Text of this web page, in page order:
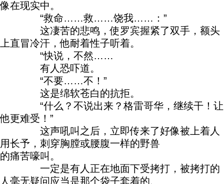
像在现实中。
“救命……救……饶我……：”
这凄苦的悲鸣，使罗宾握紧了双手，额头
上直冒冷汗，他耐着性子听着。
“快说，不然……
有人恐吓道。
“不要……不！”
这是绵软苍白的抗拒。
“什么？不说出来？格雷哥华，继续干！让
他更难受！”
这声吼叫之后，立即传来了好像被上着人
用长予，刺穿胸膛或腰腹一样的野兽
的痛苦嚎叫。
一定是有人正在地面下受拷打，被拷打的
人毫无疑问应当是那个袋子套着的、